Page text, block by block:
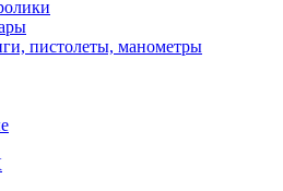
пистолеты, манометры